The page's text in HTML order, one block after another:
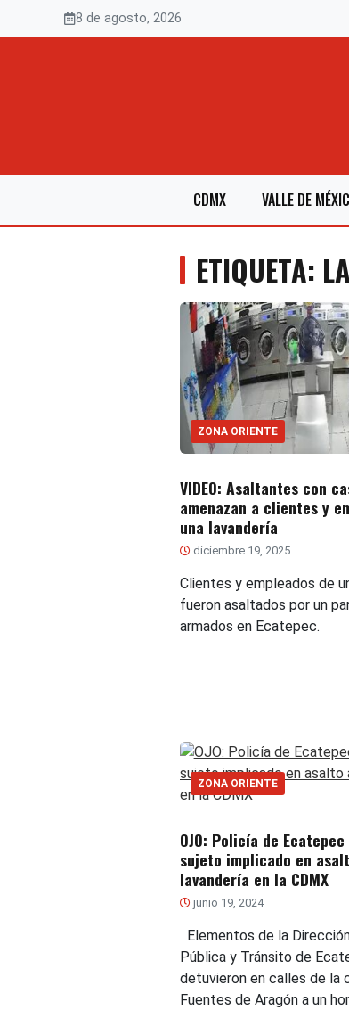
8 de agosto, 2026
CDMX VALLE DE
ETIQUETA:
ZONA ORIENTE
VIDEO: Asaltantes con
amenazan a clientes y
una lavandería
diciembre 19, 2025
Clientes y empleados de
fueron asaltados por un
armados en Ecatepec.
ZONA ORIENTE
OJO: Policía de
sujeto implicado en
lavandería en la CDMX
junio 19, 2024
Elementos de la
Pública y Tránsito de
detuvieron en calles de la
Fuentes de Aragón a un